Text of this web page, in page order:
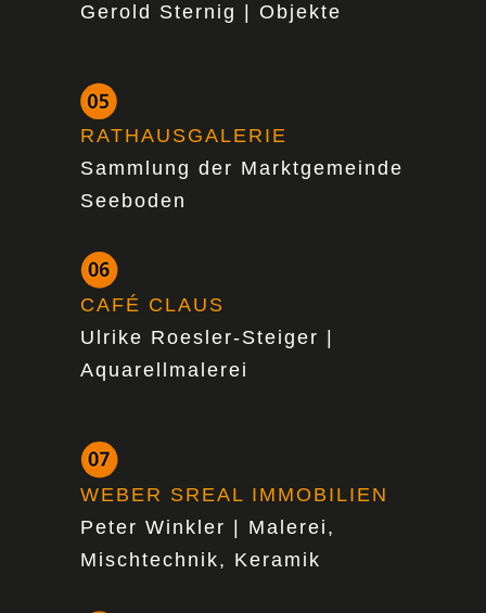
Gerold Sternig | Objekte
RATHAUSGALERIE
Sammlung der Marktgemeinde
Seeboden
CAFÉ CLAUS
Ulrike Roesler-Steiger |
Aquarellmalerei
WEBER SREAL IMMOBILIEN
Peter Winkler | Malerei,
Mischtechnik, Keramik